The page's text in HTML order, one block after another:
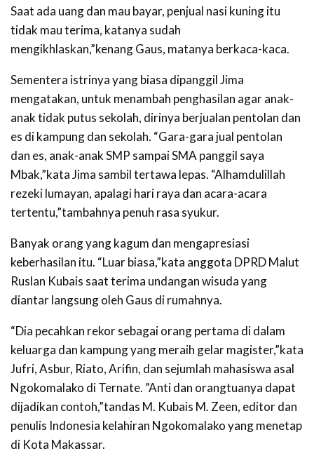
Saat ada uang dan mau bayar, penjual nasi kuning itu
tidak mau terima, katanya sudah
mengikhlaskan,”kenang Gaus, matanya berkaca-kaca.
Sementera istrinya yang biasa dipanggil Jima
mengatakan, untuk menambah penghasilan agar anak-
anak tidak putus sekolah, dirinya berjualan pentolan dan
es di kampung dan sekolah. “Gara-gara jual pentolan
dan es, anak-anak SMP sampai SMA panggil saya
Mbak,”kata Jima sambil tertawa lepas. “Alhamdulillah
rezeki lumayan, apalagi hari raya dan acara-acara
tertentu,”tambahnya penuh rasa syukur.
Banyak orang yang kagum dan mengapresiasi
keberhasilan itu. “Luar biasa,”kata anggota DPRD Malut
Ruslan Kubais saat terima undangan wisuda yang
diantar langsung oleh Gaus di rumahnya.
“Dia pecahkan rekor sebagai orang pertama di dalam
keluarga dan kampung yang meraih gelar magister,”kata
Jufri, Asbur, Riato, Arifin, dan sejumlah mahasiswa asal
Ngokomalako di Ternate. ”Anti dan orangtuanya dapat
dijadikan contoh,”tandas M. Kubais M. Zeen, editor dan
penulis Indonesia kelahiran Ngokomalako yang menetap
di Kota Makassar.